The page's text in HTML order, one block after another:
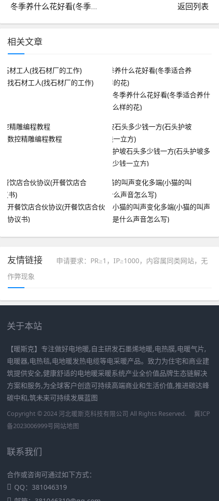
冬季养什么花好看(冬季适合养什么样的花) 返回列表
相关文章
找石材工人(找石材厂的工作)
冬季养什么花好看(冬季适合养什
么样的花)
数控精雕编程教程
护坡石头多少钱一方(石头护坡多
少钱一立方)
开餐饮店合伙协议(开餐饮店合伙
协议书)
小猫的叫声变化多端(小猫的叫声
是什么声音怎么写)
友情链接
申请要求：PR≥1，IP≥1000，内容属同类网站，无
作弊现象
关于本站
【暖斯克】专注做好电地暖,自主研发石墨烯地暖,电热膜,电暖气片,
电暖器,电热毯,电地暖发热电缆等电采暖产品。致力为住宅和商业建
筑提供安全,健康舒适的电地暖采暖系统产业全价值品牌生态链解决
方案和服务,为全球客户创造可持续高端商业和生活价值,推进碳达峰
碳中和,筑未来可持续发展蓝图
Copyright © 2024 河北暖斯克科技有限公司 All Rights Reserved.
冀ICP
备2023006999号网站地图
联系我们
合作或咨询可通过如下方式：
QQ：381046319